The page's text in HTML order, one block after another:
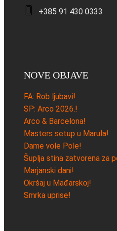
+385 91 430 0333
NOVE OBJAVE
FA: Rob ljubavi!
SP: Arco 2026.!
Arco & Barcelona!
Masters setup u Marula!
Dame vole Pole!
Šuplja stina zatvorena za
Marjanski dani!
Okršaj u Mađarskoj!
Smrka uprise!